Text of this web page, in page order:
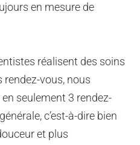
en mesure de
réalisent des soins
vous, nous
seulement 3 rendez-
c’est-à-dire bien
et plus